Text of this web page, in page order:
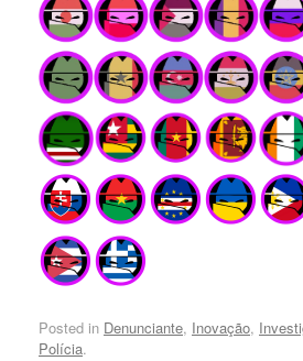
Posted in Denunciante, Inovação,
Polícia.